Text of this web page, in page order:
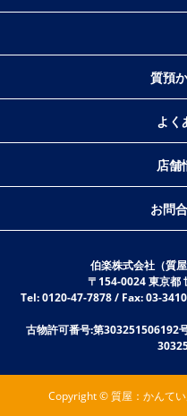
質預
よく
店舗
お問
伯楽株式会社（質
〒154-0024 東京都
Tel: 0120-47-7878 / Fax: 03-
古物許可番号:第303251506192
Copyright © 質屋：かんて